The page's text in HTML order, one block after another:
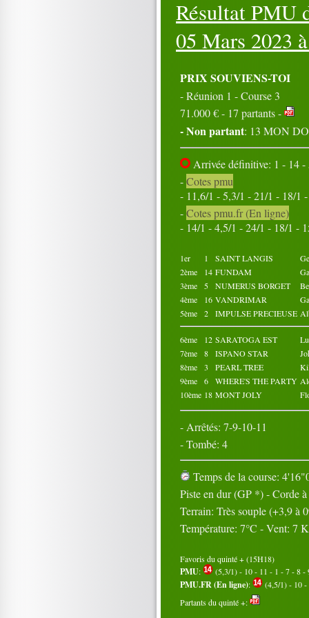
21
22 23 24
25
31
01
02 03 04
05
11
12 13 14
16
17 18 19
20
21
23 24
25
27
Résultat PMU
05 Mars 2023
PRIX SOUVIENS-TOI
- Réunion 1 - Course 3
71.000 € - 17 partants -
- Non partant: 13 MON
Arrivée définitive: 1 - 14 -
-Cotes pmu
- 11,6/1 - 5,3/1 - 21/1 - 18/1
-Cotes pmu.fr (En ligne)
- 14/1 - 4,5/1 - 24/1 - 18/1 -
1er 1 SAINT LANGIS
2ème
14 FUNDAM
3ème
5 NUMERUS BORGET
4ème
16 VANDRIMAR
5ème
2 IMPULSE PRECIEUSE
6ème 12 SARATOGA EST
7ème
8 ISPANO STAR
8ème
3 PEARL TREE
9ème
6 WHERE'S THE PARTY
10ème 18 MONT JOLY
- Arrêtés: 7-9-10-11
- Tombé: 4
Temps de la course:
Piste en dur (GP *) - Corde à
Terrain: Très souple (+3,9 à
Température: 7°C - Vent: 7
Favoris du quinté + (15H18)
PMU: (5,3/1) - 10 - 11 - 1 - 7 - 8 -
PMU.FR (En ligne):
(4,5/1) - 10
Partants du quinté +: